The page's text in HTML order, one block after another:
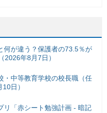
何が違う？保護者の73.5％が
2026年8月7日）
・中等教育学校の校長職（任
日）
リ「赤シート勉強計画 - 暗記